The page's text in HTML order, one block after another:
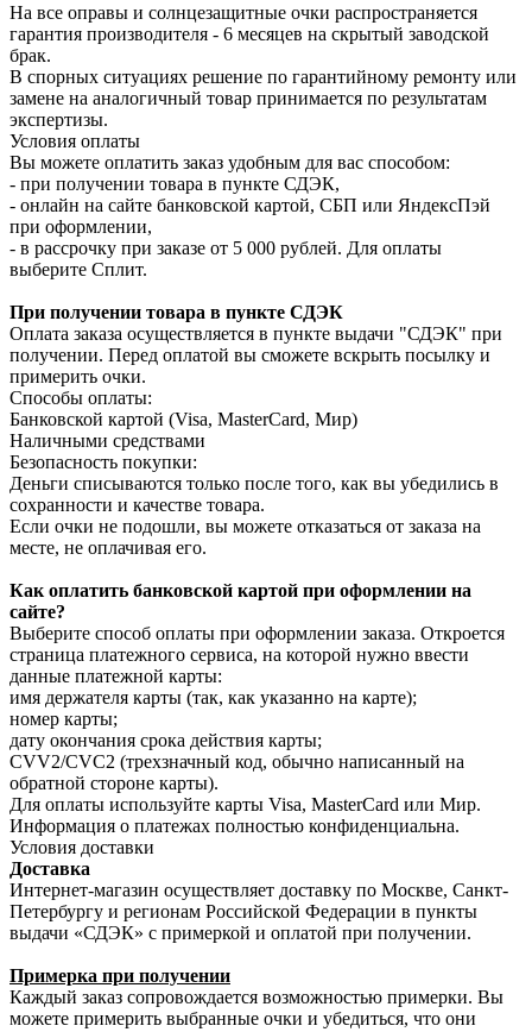
На все оправы и солнцезащитные очки распространяется
гарантия производителя - 6 месяцев на скрытый заводской
брак.
В спорных ситуациях решение по гарантийному ремонту или
замене на аналогичный товар принимается по результатам
экспертизы.
Условия оплаты
Вы можете оплатить заказ удобным для вас способом:
- при получении товара в пункте СДЭК,
- онлайн на сайте банковской картой, СБП или ЯндексПэй
при оформлении,
- в рассрочку при заказе от 5 000 рублей. Для оплаты
выберите Сплит.
При получении товара в пункте СДЭК
Оплата заказа осуществляется в пункте выдачи "СДЭК" при
получении. Перед оплатой вы сможете вскрыть посылку и
примерить очки.
Способы оплаты:
Банковской картой (Visa, MasterCard, Мир)
Наличными средствами
Безопасность покупки:
Деньги списываются только после того, как вы убедились в
сохранности и качестве товара.
Если очки не подошли, вы можете отказаться от заказа на
месте, не оплачивая его.
Как оплатить банковской картой при оформлении на
сайте?
Выберите способ оплаты при оформлении заказа. Откроется
страница платежного сервиса, на которой нужно ввести
данные платежной карты:
имя держателя карты (так, как указанно на карте);
номер карты;
дату окончания срока действия карты;
CVV2/CVC2 (трехзначный код, обычно написанный на
обратной стороне карты).
Для оплаты используйте карты Visa, MasterCard или Мир.
Информация о платежах полностью конфиденциальна.
Условия доставки
Доставка
Интернет-магазин осуществляет доставку по Москве, Санкт-
Петербургу и регионам Российской Федерации в пункты
выдачи «СДЭК» с примеркой и оплатой при получении.
Примерка при получении
Каждый заказ сопровождается возможностью примерки. Вы
можете примерить выбранные очки и убедиться, что они